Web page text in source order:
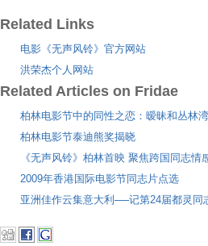
Related Links
电影《无声风铃》官方网站
洪荣杰个人网站
Related Articles on Fridae
柏林电影节中的同性之恋：暧昧和丛林
柏林电影节泰迪熊奖揭晓
《无声风铃》柏林首映 聚焦跨国同志情
2009年香港国际电影节同志片点选
亚洲佳作云集意大利──记第24届都灵同